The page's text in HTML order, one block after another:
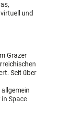
und
Grazer
Seit über
Space